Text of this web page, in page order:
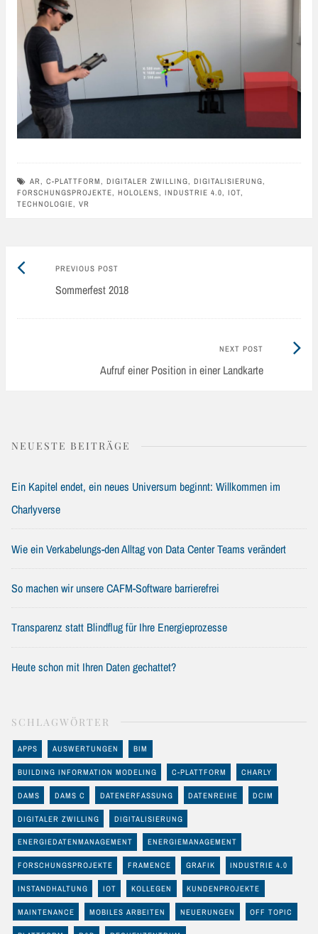
AR , C-PLATTFORM , DIGITALER ZWILLING, DIGITALISIERUNG,
FORSCHUNGSPROJEKTE, HOLOLENS, INDUSTRIE 4.0, IOT,
TECHNOLOGIE, VR
Post
navigation
PREVIOUS POSTPrevious
post:
Sommerfest 2018
NEXT POST
Aufruf einer Position in einer Landkarte
NEUESTE BEITRÄGE
Ein Kapitel endet, ein neues Universum beginnt: Willkommen im
Charlyverse
Wie ein Verkabelungs-den Alltag von Data Center Teams verändert
So machen wir unsere CAFM-Software barrierefrei
Transparenz statt Blindflug für Ihre Energieprozesse
Heute schon mit Ihren Daten gechattet?
SCHLAGWÖRTER
APPS AUSWERTUNGEN BIM
BUILDING INFORMATION MODELING C-PLATTFORM CHARLY
DAMS DAMS C DATENERFASSUNG DATENREIHE DCIM
DIGITALER ZWILLING DIGITALISIERUNG
ENERGIEDATENMANAGEMENT ENERGIEMANAGEMENT
FORSCHUNGSPROJEKTE FRAMENCE GRAFIK INDUSTRIE 4.0
INSTANDHALTUNG IOT KOLLEGEN KUNDENPROJEKTE
MAINTENANCE MOBILES ARBEITEN NEUERUNGEN OFF TOPIC